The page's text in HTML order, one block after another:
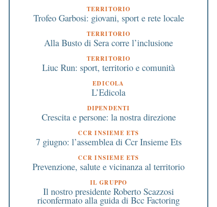
TERRITORIO
Trofeo Garbosi: giovani, sport e rete locale
TERRITORIO
Alla Busto di Sera corre l’inclusione
TERRITORIO
Liuc Run: sport, territorio e comunità
EDICOLA
L’Edicola
DIPENDENTI
Crescita e persone: la nostra direzione
CCR INSIEME ETS
7 giugno: l’assemblea di Ccr Insieme Ets
CCR INSIEME ETS
Prevenzione, salute e vicinanza al territorio
IL GRUPPO
Il nostro presidente Roberto Scazzosi
riconfermato alla guida di Bcc Factoring